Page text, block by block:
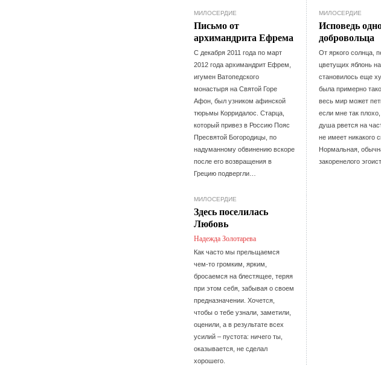
МИЛОСЕРДИЕ
Письмо от
архимандрита Ефрема
С декабря 2011 года по март
2012 года архимандрит Ефрем,
игумен Ватопедского
монастыря на Святой Горе
Афон, был узником афинской
тюрьмы Корридалос. Старца,
который привез в Россию Пояс
Пресвятой Богородицы, по
надуманному обвинению вскоре
после его возвращения в
Грецию подвергли…
МИЛОСЕРДИЕ
Исповедь
добровольца
От яркого солнца,
цветущих яблонь
становилось еще
была примерно
весь мир может
если мне так
душа рвется на
не имеет никакого
Нормальная,
закоренелого
МИЛОСЕРДИЕ
Здесь поселилась
Любовь
Надежда Золотарева
Как часто мы прельщаемся
чем-то громким, ярким,
бросаемся на блестящее, теряя
при этом себя, забывая о своем
предназначении. Хочется,
чтобы о тебе узнали, заметили,
оценили, а в результате всех
усилий – пустота: ничего ты,
оказывается, не сделал
хорошего.